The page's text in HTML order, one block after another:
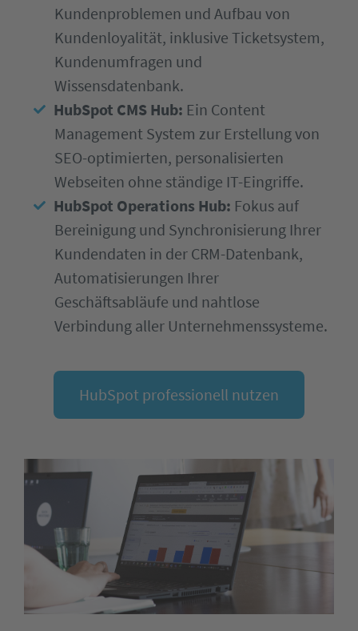
Kundenproblemen und Aufbau von
Kundenloyalität, inklusive Ticketsystem,
Kundenumfragen und
Wissensdatenbank.
HubSpot CMS Hub: Ein Content
Management System zur Erstellung von
SEO-optimierten, personalisierten
Webseiten ohne ständige IT-Eingriffe.
HubSpot Operations Hub: Fokus auf
Bereinigung und Synchronisierung Ihrer
Kundendaten in der CRM-Datenbank,
Automatisierungen Ihrer
Geschäftsabläufe und nahtlose
Verbindung aller Unternehmenssysteme.
HubSpot professionell nutzen